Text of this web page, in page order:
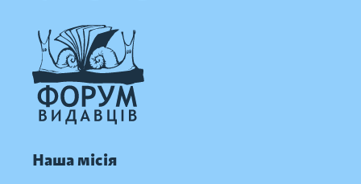
Наша місія